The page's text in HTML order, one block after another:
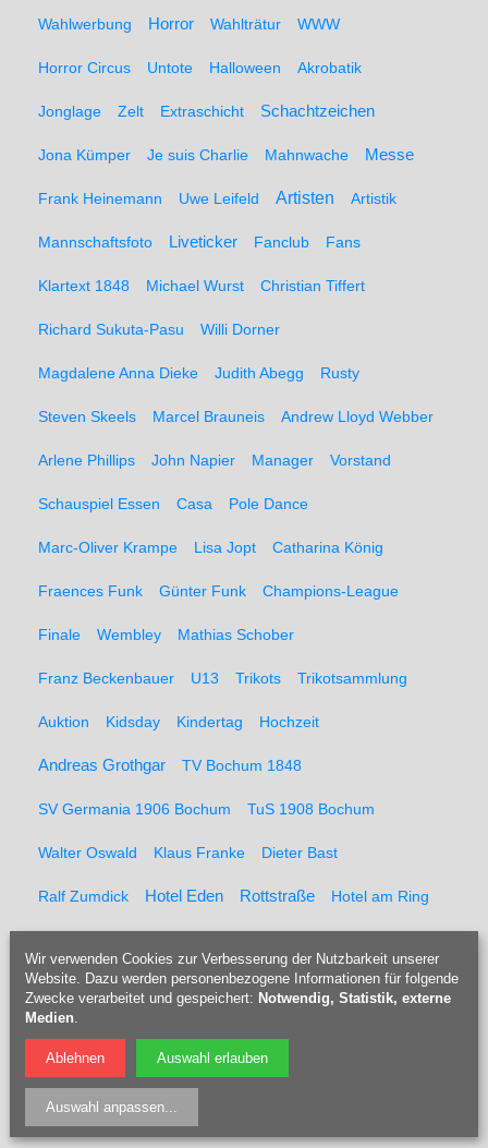
Wahlwerbung Horror Wahlträtur WWW
Horror Circus Untote Halloween Akrobatik
Jonglage Zelt Extraschicht Schachtzeichen
Jona Kümper Je suis Charlie Mahnwache Messe
Frank Heinemann Uwe Leifeld Artisten Artistik
Mannschaftsfoto Liveticker Fanclub Fans
Klartext 1848 Michael Wurst Christian Tiffert
Richard Sukuta-Pasu Willi Dorner
Magdalene Anna Dieke Judith Abegg Rusty
Steven Skeels Marcel Brauneis Andrew Lloyd Webber
Arlene Phillips John Napier Manager Vorstand
Schauspiel Essen Casa Pole Dance
Marc-Oliver Krampe Lisa Jopt Catharina König
Fraences Funk Günter Funk Champions-League
Finale Wembley Mathias Schober
Franz Beckenbauer U13 Trikots Trikotsammlung
Auktion Kidsday Kindertag Hochzeit
Andreas Grothgar TV Bochum 1848
SV Germania 1906 Bochum TuS 1908 Bochum
Walter Oswald Klaus Franke Dieter Bast
Ralf Zumdick Hotel Eden Rottstraße Hotel am Ring
Feuerwehr Kaltblut Pferderücker Holzrücker
Udo Berner
Rainer Einenkel Hennes Bender
Wir verwenden Cookies zur Verbesserung der Nutzbarkeit unserer
Website. Dazu werden personenbezogene Informationen für folgende
Zwecke verarbeitet und gespeichert: Notwendig, Statistik, externe
Medien.
Ablehnen Auswahl erlauben
Auswahl anpassen...